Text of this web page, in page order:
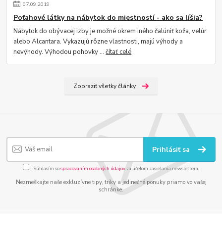
07.09.2019
Poťahové látky na nábytok do miestností - ako sa líšia?
Nábytok do obývacej izby je možné okrem iného čalúniť koža, velúr
alebo Alcantara. Vykazujú rôzne vlastnosti, majú výhody a
nevýhody. Výhodou pohovky ...čítať celé
Zobraziť všetky články
Prihlásiť sa
Súhlasím sospracovaním osobných údajov za účelom zasielania newslettera.
Nezmeškajte naše exkluzívne tipy, triky a jedinečné ponuky priamo vo vašej
schránke.